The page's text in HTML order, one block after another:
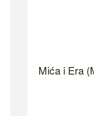
Mića i Era